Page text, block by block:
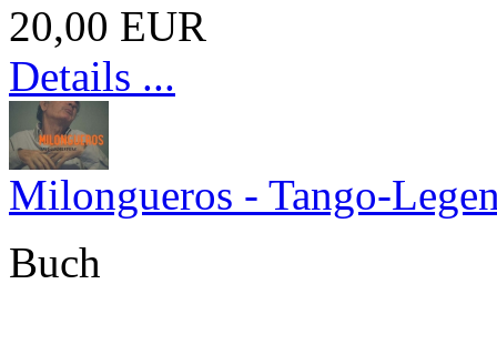
20,00 EUR
Details ...
Milongueros - Tango-
Buch